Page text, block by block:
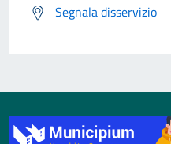
Segnala disservizio